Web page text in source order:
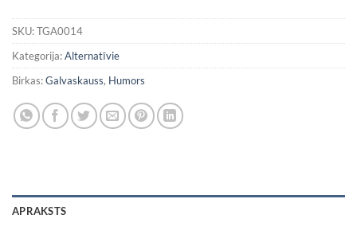
SKU:TGA0014
Kategorija:Alternatīvie
Birkas:Galvaskauss, Humors
APRAKSTS